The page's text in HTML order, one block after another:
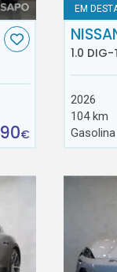
€
EM
1.0
2026
104 km
Gasolina